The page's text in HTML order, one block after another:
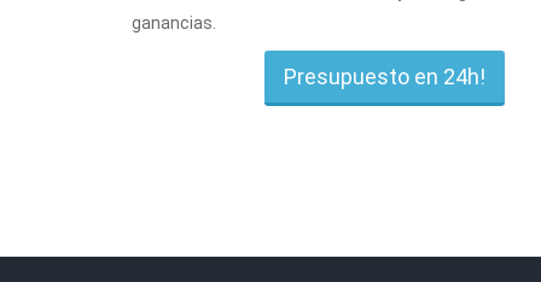
ganancias.
Presupuesto en 24h!